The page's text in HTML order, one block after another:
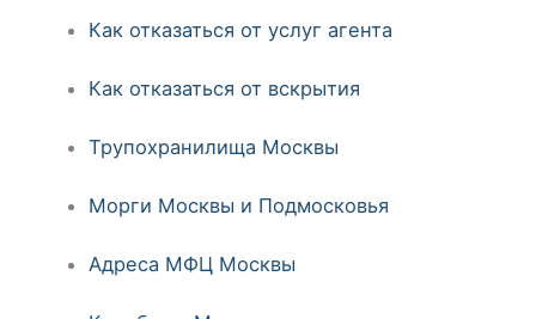
Как отказаться от услуг агента
Как отказаться от вскрытия
Трупохранилища Москвы
Морги Москвы и Подмосковья
Адреса МФЦ Москвы